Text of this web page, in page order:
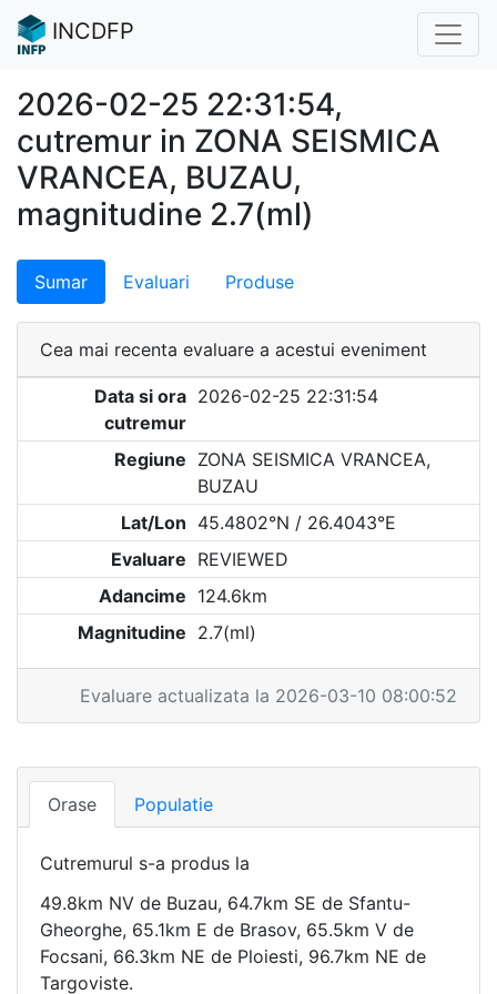
INCDFP
2026-02-25 22:31:54,
cutremur in ZONA SEISMICA
VRANCEA, BUZAU,
magnitudine 2.7(ml)
Sumar Evaluari Produse
Cea mai recenta evaluare a acestui eveniment
Data si ora
cutremur
2026-02-25 22:31:54
Regiune ZONA SEISMICA VRANCEA,
BUZAU
Lat/Lon 45.4802°N / 26.4043°E
Evaluare REVIEWED
Adancime 124.6km
Magnitudine 2.7(ml)
Evaluare actualizata la 2026-03-10 08:00:52
Orase Populatie
Cutremurul s-a produs la
49.8km NV de Buzau, 64.7km SE de Sfantu-
Gheorghe, 65.1km E de Brasov, 65.5km V de
Focsani, 66.3km NE de Ploiesti, 96.7km NE de
Targoviste.